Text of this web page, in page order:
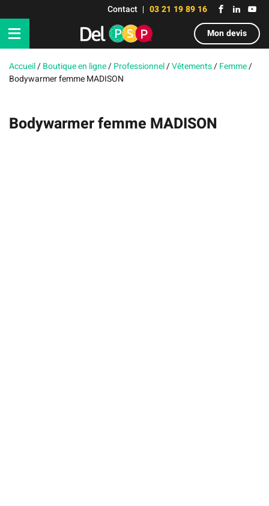
Contact
03 21 19 89 16
Mon devis
Accueil/Boutique en ligne/Professionnel/Vêtements/Femme/
Bodywarmer femme MADISON
Bodywarmer femme MADISON